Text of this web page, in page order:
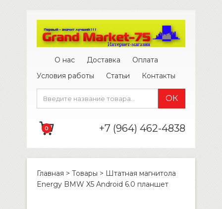
О нас Доставка
Оплата
Условия работы
Статьи Контакты
0 +7 (964) 462-4838
Главная > Товары > Штатная магнитола
Energy BMW X5 Android 6.0 планшет